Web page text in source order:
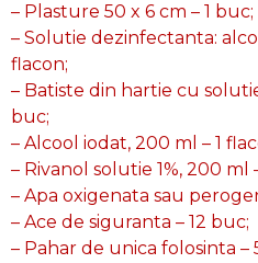
– Plasture 50 x 6 cm – 1 buc;
– Solutie dezinfectanta:
flacon;
– Batiste din hartie cu
buc;
– Alcool iodat, 200 ml – 1
– Rivanol solutie 1%, 200 ml
– Apa oxigenata sau
– Ace de siguranta – 12 buc;
– Pahar de unica folosinta –